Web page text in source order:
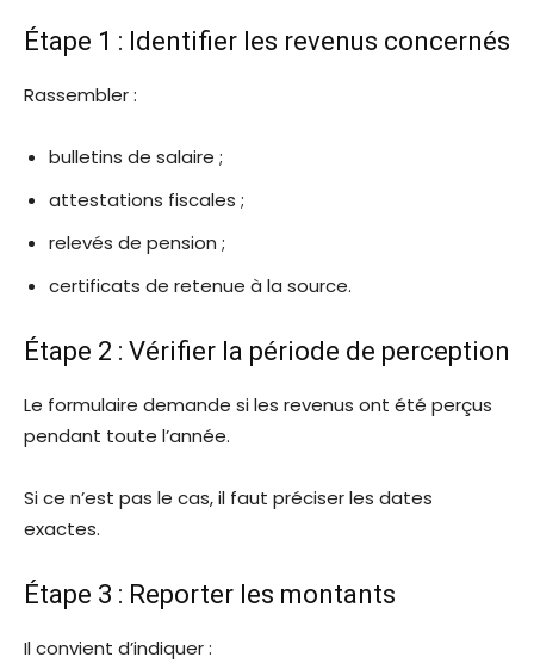
Étape 1 : Identifier les revenus concernés
Rassembler :
bulletins de salaire ;
attestations fiscales ;
relevés de pension ;
certificats de retenue à la source.
Étape 2 : Vérifier la période de perception
Le formulaire demande si les revenus ont été perçus
pendant toute l’année.
Si ce n’est pas le cas, il faut préciser les dates
exactes.
Étape 3 : Reporter les montants
Il convient d’indiquer :